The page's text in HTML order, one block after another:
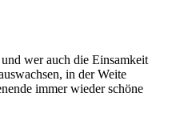
wer auch die Einsamkeit
in der Weite
immer wieder schöne